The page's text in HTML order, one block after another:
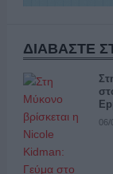
ΔΙΑΒΑΣΤΕ
06/